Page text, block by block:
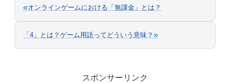
«オンラインゲームにおける「無課金」とは？
「4」とは？ゲーム用語ってどういう意味？ »
スポンサーリンク